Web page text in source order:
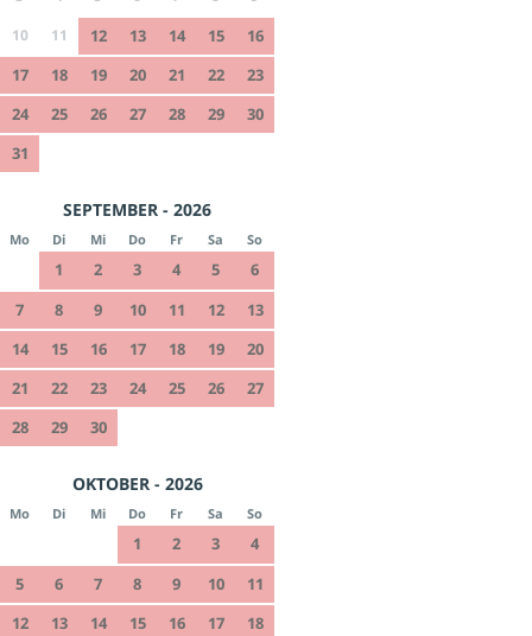
10
11 12 13 14 15
16
17
18 19 20 21 22
23
24
25 26 27 28 29
30
31
SEPTEMBER - 2026
Mo Di Mi Do Fr Sa So
1 2 3 4 5
6
7
8 9 10 11 12
13
14
15 16 17 18 19
20
21
22 23 24 25 26
27
28
29 30
OKTOBER - 2026
Mo Di Mi Do Fr Sa So
1 2 3
4
5
6 7 8 9 10
11
12
13 14 15 16 17
18